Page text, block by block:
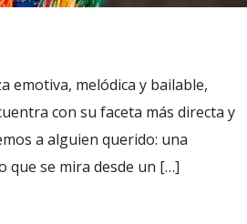
emotiva, melódica y bailable,
con su faceta más directa y
a alguien querido: una
que se mira desde un […]